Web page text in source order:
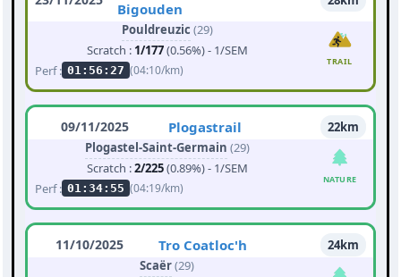
Bigouden
Pouldreuzic (29)
Scratch : 1/177(0.56%) - 1/SEM
Perf : 01:56:27 (04:10/km)
TRAIL
09/11/2025 Plogastrail
22km
Plogastel-Saint-Germain (29)
Scratch :2/225(0.89%) - 1/SEM
Perf : 01:34:55 (04:19/km)
NATURE
11/10/2025 Tro Coatloc'h
24km
Scaër(29)